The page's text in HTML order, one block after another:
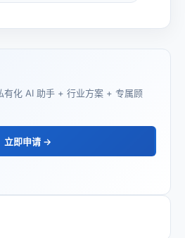
有化 AI 助手 + 行业方案 + 专属顾
立即申请 →